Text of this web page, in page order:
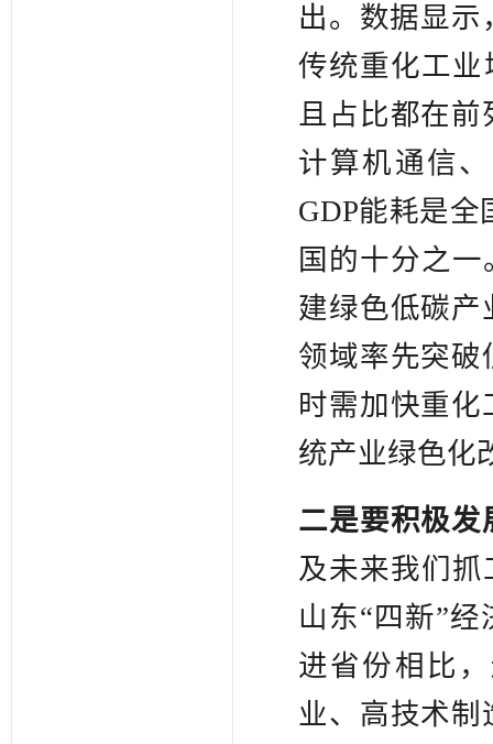
出。数据显示
传统重化工业
且占比都在前
计算机通信
GDP能耗是
国的十分之
建绿色低碳产
领域率先突破
时需加快重
统产业绿色化
二是要积极发
及未来我们抓
山东“四新”
进省份相比
业、高技术